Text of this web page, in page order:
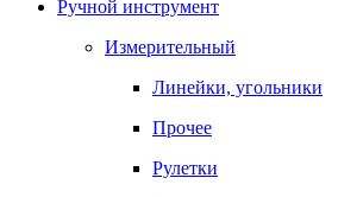
Ручной инструмент
Измерительный
Линейки, угольники
Прочее
Рулетки